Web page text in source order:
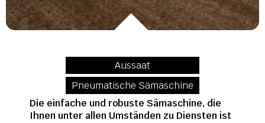
Aussaat
Pneumatische Sämaschine
Die einfache und robuste Sämaschine, die
Ihnen unter allen Umständen zu Diensten ist